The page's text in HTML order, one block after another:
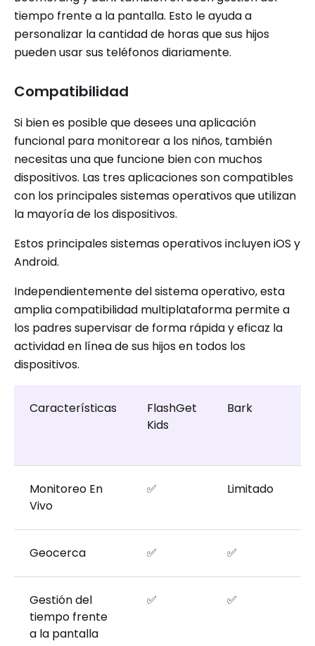
tiempo frente a la pantalla. Esto le ayuda a
personalizar la cantidad de horas que sus hijos
pueden usar sus teléfonos diariamente.
Compatibilidad
Si bien es posible que desees una aplicación
funcional para monitorear a los niños, también
necesitas una que funcione bien con muchos
dispositivos. Las tres aplicaciones son compatibles
con los principales sistemas operativos que utilizan
la mayoría de los dispositivos.
Estos principales sistemas operativos incluyen iOS y
Android.
Independientemente del sistema operativo, esta
amplia compatibilidad multiplataforma permite a
los padres supervisar de forma rápida y eficaz la
actividad en línea de sus hijos en todos los
dispositivos.
Características
FlashGet
Kids
Bark
Monitoreo En
Vivo
✅ Limitado
Geocerca ✅ ✅
Gestión del
tiempo frente
a la pantalla
✅ ✅